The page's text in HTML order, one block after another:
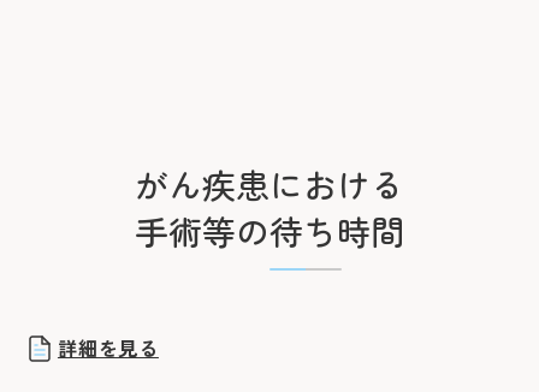
がん疾患における
手術等の待ち時間
詳細を見る
担当
部門名
対象
疾患
予約から
初診までの日数